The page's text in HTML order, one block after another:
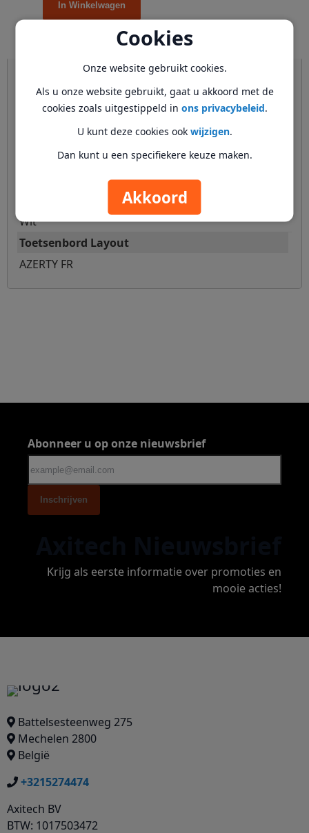
In Winkelwagen
Meer informatie
SKUs
stickers-azerty-fr-white
Wit
Toetsenbord Layout
AZERTY FR
Cookies
Onze website gebruikt cookies.
Als u onze website gebruikt, gaat u akkoord met de
cookies zoals uitgestippeld in ons privacybeleid.
U kunt deze cookies ook wijzigen.
Dan kunt u een specifiekere keuze maken.
Akkoord
Krijg als eerste informatie over promoties en
mooie acties!
Abonneer u op onze nieuwsbrief
Inschrijven
Battelsesteenweg 275
Mechelen 2800
België
+3215274474
Axitech BV
BTW: 1017503472